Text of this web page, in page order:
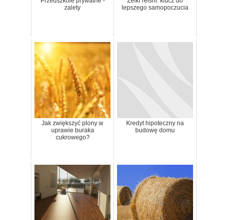
zalety
lepszego samopoczucia
Jak zwiększyć plony w
uprawie buraka
cukrowego?
Kredyt hipoteczny na
budowę domu